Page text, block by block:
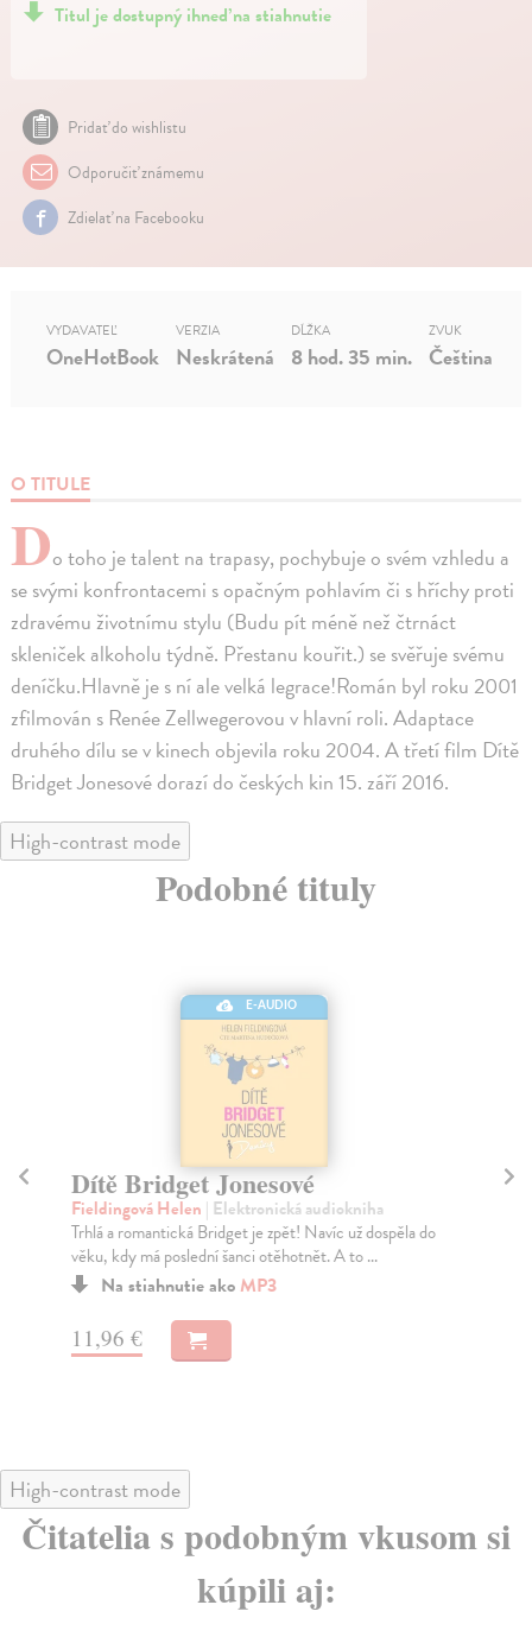
Titul je dostupný ihneď na stiahnutie
Pridať do wishlistu
Odporučiť známemu
Zdielať na Facebooku
O TITULE
Do toho je talent na trapasy, pochybuje o svém vzhledu a
se svými konfrontacemi s opačným pohlavím či s hříchy proti
zdravému životnímu stylu (Budu pít méně než čtrnáct
skleniček alkoholu týdně. Přestanu kouřit.) se svěřuje svému
deníčku.Hlavně je s ní ale velká legrace!Román byl roku 2001
zfilmován s Renée Zellwegerovou v hlavní roli. Adaptace
druhého dílu se v kinech objevila roku 2004. A třetí film Dítě
Bridget Jonesové dorazí do českých kin 15. září 2016.
VYDAVATEĽ
OneHotBook
VERZIA
Neskrátená
DĹŽKA
8 hod. 35 min.
ZVUK
Čeština
High-contrast mode
Podobné tituly
E-AUDIO
Bridget Jonesová - Láskou šílená
Fieldingová Helen | Elektronická audiokniha
Bridget Jonesová se vrací po téměř šestnácti letech na
scénu. Leccos se bezpochyby změnilo, ale hodn...
Na stiahnutie ako MP3
15,96 €
High-contrast mode
Čitatelia s podobným vkusom si
kúpili aj: